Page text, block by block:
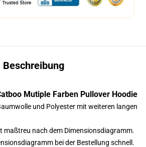
Beschreibung
Mutiple Farben Pullover Hoodie
und Polyester mit weiteren langen
maßtreu nach dem Dimensionsdiagramm.
bei der Bestellung schnell.